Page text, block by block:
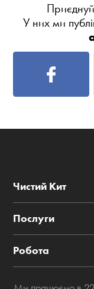
У них ми
Чистий Кит
Послуги
Робота